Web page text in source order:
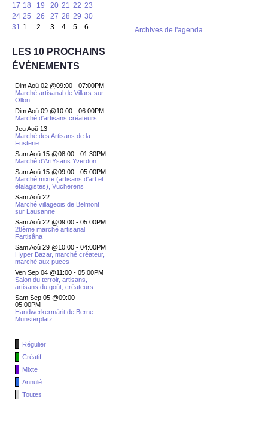
17 18 19 20 21 22 23
24 25 26 27 28 29 30
31 1 2 3 4 5 6
LES 10 PROCHAINS
ÉVÉNEMENTS
Dim Aoû 02 @09:00 - 07:00PM
Marché artisanal de Villars-sur-
Ollon
Dim Aoû 09 @10:00 - 06:00PM
Marché d'artisans créateurs
Jeu Aoû 13
Marché des Artisans de la
Fusterie
Sam Aoû 15 @08:00 - 01:30PM
Marché d'ArtYsans Yverdon
Sam Aoû 15 @09:00 - 05:00PM
Marché mixte (artisans d'art et
étalagistes), Vucherens
Sam Aoû 22
Marché villageois de Belmont
sur Lausanne
Sam Aoû 22 @09:00 - 05:00PM
28ème marché artisanal
Fartisâna
Sam Aoû 29 @10:00 - 04:00PM
Hyper Bazar, marché créateur,
marché aux puces
Ven Sep 04 @11:00 - 05:00PM
Salon du terroir, artisans,
artisans du goût, créateurs
Sam Sep 05 @09:00 -
05:00PM
Handwerkermärit de Berne
Münsterplatz
Régulier
Créatif
Mixte
Annulé
Toutes
Archives de l'agenda